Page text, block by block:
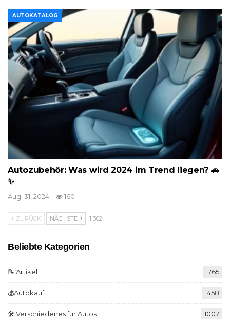
AUTOKATALOG
Autozubehör: Was wird 2024 im Trend liegen? 🚗
✨
Aug. 31, 2024 160
ZURÜCK NÄCHSTE 1 302
Beliebte Kategorien
📝 Artikel 1765
💰Autokauf 1458
🛠️ Verschiedenes für Autos 1007